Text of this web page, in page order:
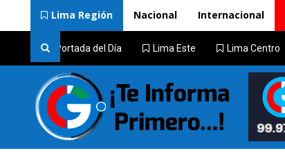
Lima Región Nacional Internacional
Portada del Día Lima Este Lima Centro